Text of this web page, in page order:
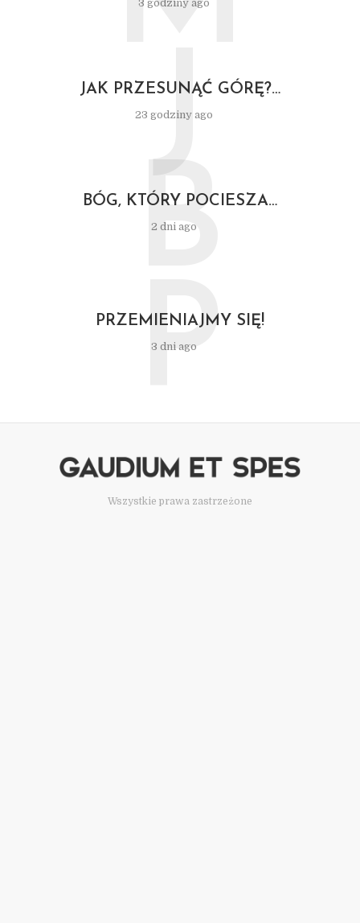
3 godziny ago
JAK PRZESUNĄĆ GÓRĘ?…
23 godziny ago
J
BÓG, KTÓRY POCIESZA…
2 dni ago
B
PRZEMIENIAJMY SIĘ!
3 dni ago
P
Wszystkie prawa zastrzeżone